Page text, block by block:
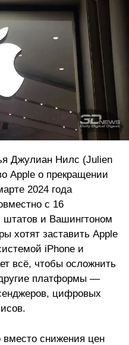
Джулиан Нилс (Julien
Apple о прекращении
2024 года
с 16
штатов и Вашингтоном
хотят заставить Apple
iPhone и
всё, чтобы осложнить
платформы —
цифровых
вместо снижения цен